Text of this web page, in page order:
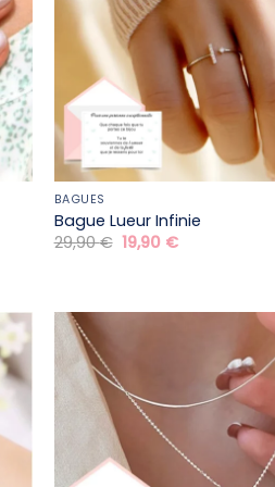
BAGUES
Bague Lueur Infinie
29,90€ Le
prix
19,90 €Le